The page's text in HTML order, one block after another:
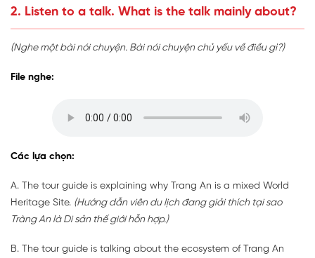
2. Listen to a talk. What is the talk mainly about?
(Nghe một bài nói chuyện. Bài nói chuyện chủ yếu về điều gì?)
File nghe:
Các lựa chọn:
A. The tour guide is explaining why Trang An is a mixed World
Heritage Site. (Hướng dẫn viên du lịch đang giải thích tại sao
Tràng An là Di sản thế giới hỗn hợp.)
B. The tour guide is talking about the ecosystem of Trang An